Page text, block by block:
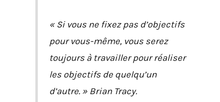
« Si vous ne fixez pas d’objectifs
pour vous-même, vous serez
toujours à travailler pour réaliser
les objectifs de quelqu’un
d’autre. » Brian Tracy.